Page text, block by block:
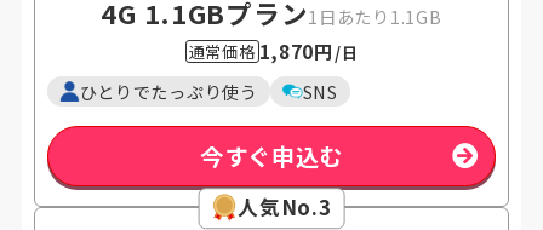
4G 1.1GBプラン1日あたり1.1GB
通常価格1,870円 /日
ひとりでたっぷり使う SNS
今すぐ申込む
人気No.3